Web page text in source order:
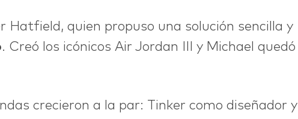
Hatfield, quien propuso una solución sencilla y
. Creó los icónicos Air Jordan III y Michael quedó
crecieron a la par: Tinker como diseñador y